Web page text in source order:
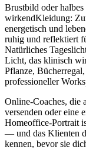
Brustbild oder
wirkendKleidung:
energetisch und
ruhig und reflektiert
Natürliches
Licht, das klinisch
Pflanze,
professioneller
Online-Coaches, die
versenden oder eine
Homeoffice-Portrait
— und das Klienten
kennen, bevor sie